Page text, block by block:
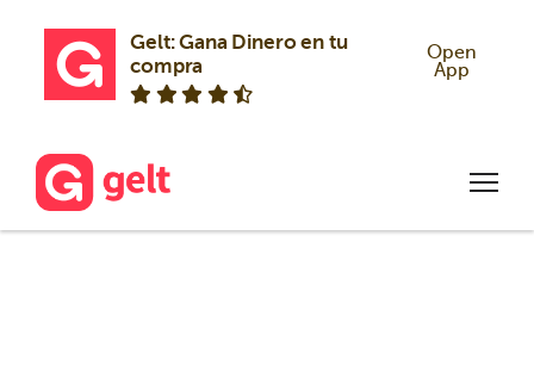
Gelt: Gana Dinero en tu
compra
Open
App